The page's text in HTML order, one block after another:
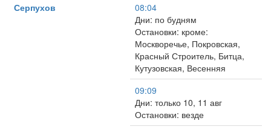
Серпухов
08:04
Дни: по будням
Остановки: кроме:
Москворечье, Покровская,
Красный Строитель, Битца,
Кутузовская, Весенняя
09:09
Дни: только 10, 11 авг
Остановки: везде